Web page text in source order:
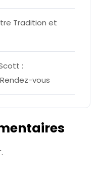
Tradition et
:
vous